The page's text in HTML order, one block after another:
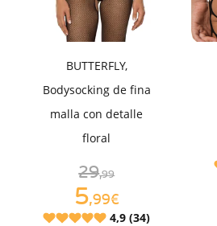
BUTTERFLY,
Bodysocking de fina
malla con detalle
floral
29,99
5,99€
4,9 (34)